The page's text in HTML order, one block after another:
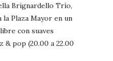
Brignardello Trío,
Plaza Mayor en un
con suaves
pop (20.00 a 22.00